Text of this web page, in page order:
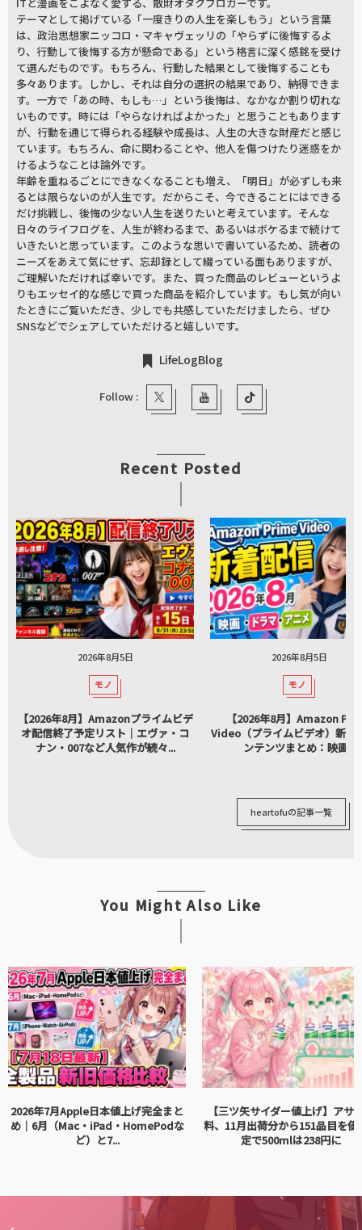
ITと漫画をこよなく愛する、散財オタクブロガーです。
テーマとして掲げている「一度きりの人生を楽しもう」という言葉
は、政治思想家ニッコロ・マキャヴェッリの「やらずに後悔するよ
り、行動して後悔する方が懸命である」という格言に深く感銘を受け
て選んだものです。もちろん、行動した結果として後悔することも
多々あります。しかし、それは自分の選択の結果であり、納得できま
す。一方で「あの時、もしも…」という後悔は、なかなか割り切れな
いものです。時には「やらなければよかった」と思うこともあります
が、行動を通じて得られる経験や成長は、人生の大きな財産だと感じ
ています。もちろん、命に関わることや、他人を傷つけたり迷惑をか
けるようなことは論外です。
年齢を重ねるごとにできなくなることも増え、「明日」が必ずしも来
るとは限らないのが人生です。だからこそ、今できることにはできる
だけ挑戦し、後悔の少ない人生を送りたいと考えています。そんな
日々のライフログを、人生が終わるまで、あるいはボケるまで続けて
いきたいと思っています。このような思いで書いているため、読者の
ニーズをあえて気にせず、忘却録として綴っている面もありますが、
ご理解いただければ幸いです。また、買った商品のレビューというよ
りもエッセイ的な感じで買った商品を紹介しています。もし気が向い
たときにご覧いただき、少しでも共感していただけましたら、ぜひ
SNSなどでシェアしていただけると嬉しいです。
LifeLogBlog
Follow :
Recent Posted
2026年8月5日
モノ
【2026年8月】Amazonプライムビデ
オ配信終了予定リスト｜エヴァ・コ
ナン・007など人気作が続々...
2026年8月5日
モノ
【2026年8月】Amazon
Video（プライムビデオ）新着
ンテンツまとめ：映画...
heartofuの記事一覧
You Might Also Like
2026年7月Apple日本値上げ完全まと
め｜6月（Mac・iPad・HomePodな
ど）と7...
【三ツ矢サイダー値上げ】アサ
料、11月出荷分から151品目を価
定で500mlは238円に